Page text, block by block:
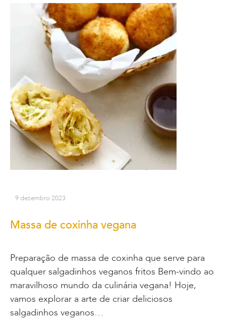
9 dezembro 2023
Massa de coxinha vegana
Preparação de massa de coxinha que serve para
qualquer salgadinhos veganos fritos Bem-vindo ao
maravilhoso mundo da culinária vegana! Hoje,
vamos explorar a arte de criar deliciosos
salgadinhos veganos…